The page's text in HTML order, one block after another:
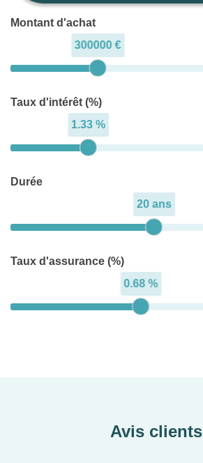
Montant d'achat
300000 €
Taux d'intérêt (%)
1.33 %
Durée
20 ans
Taux d'assurance (%)
0.68 %
Avis clients